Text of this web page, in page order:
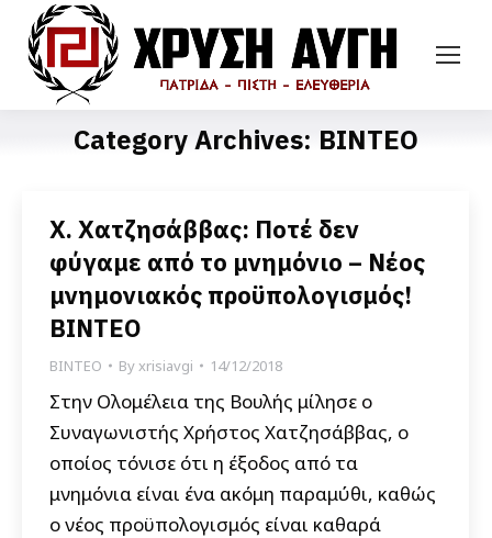
Category Archives: ΒΙΝΤΕΟ
Χ. Χατζησάββας: Ποτέ δεν
φύγαμε από το μνημόνιο – Νέος
μνημονιακός προϋπολογισμός!
ΒΙΝΤΕΟ
ΒΙΝΤΕΟ Byxrisiavgi 14/12/2018
Στην Ολομέλεια της Βουλής μίλησε ο
Συναγωνιστής Χρήστος Χατζησάββας, ο
οποίος τόνισε ότι η έξοδος από τα
μνημόνια είναι ένα ακόμη παραμύθι, καθώς
ο νέος προϋπολογισμός είναι καθαρά